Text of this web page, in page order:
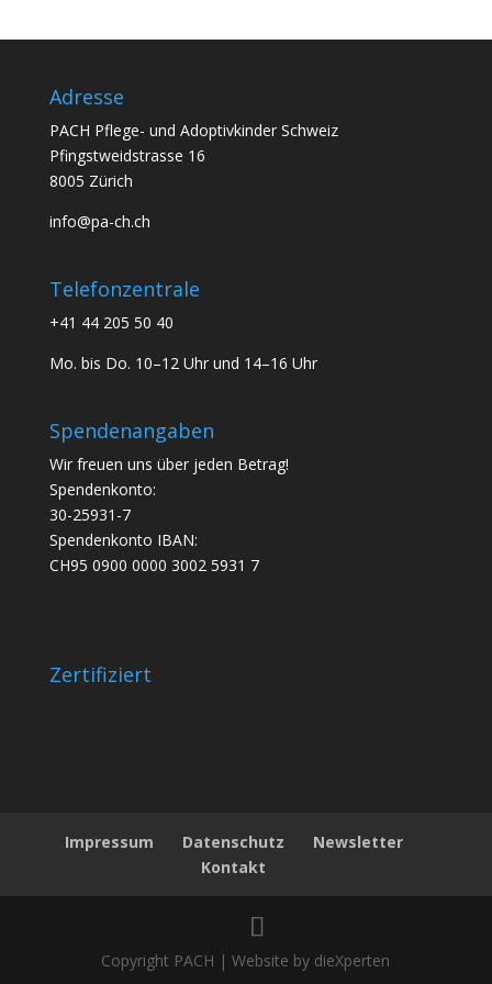
Adresse
PACH Pflege- und Adoptivkinder Schweiz
Pfingstweidstrasse 16
8005 Zürich
info@pa-ch.ch
Telefonzentrale
+41 44 205 50 40
Mo. bis Do. 10–12 Uhr und 14–16 Uhr
Spendenangaben
Wir freuen uns über jeden Betrag!
Spendenkonto:
30-25931-7
Spendenkonto IBAN:
CH95 0900 0000 3002 5931 7
Zertifiziert
Impressum Datenschutz
Newsletter
Kontakt
Copyright PACH | Website by dieXperten